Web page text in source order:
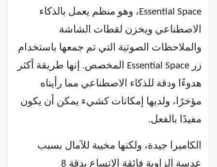
Essential Space، وهو منظم يعمل بالذكاء
الاصطناعي ويخزن لقطات الشاشة
والملاحظات الصوتية التي تم جمعها باستخدام
زر Essential Space المخصص. إنها طريقة أكثر
هدوءًا ودقة للذكاء الاصطناعي مما رأيناه
مؤخرًا، ولديها إمكانات كشيء يمكن أن يكون
مفيدًا بالفعل.
الكاميرا جيدة، ولكنها مخيبة للآمال بسبب
عدسة الزاوية فائقة الاتساع بدقة 8